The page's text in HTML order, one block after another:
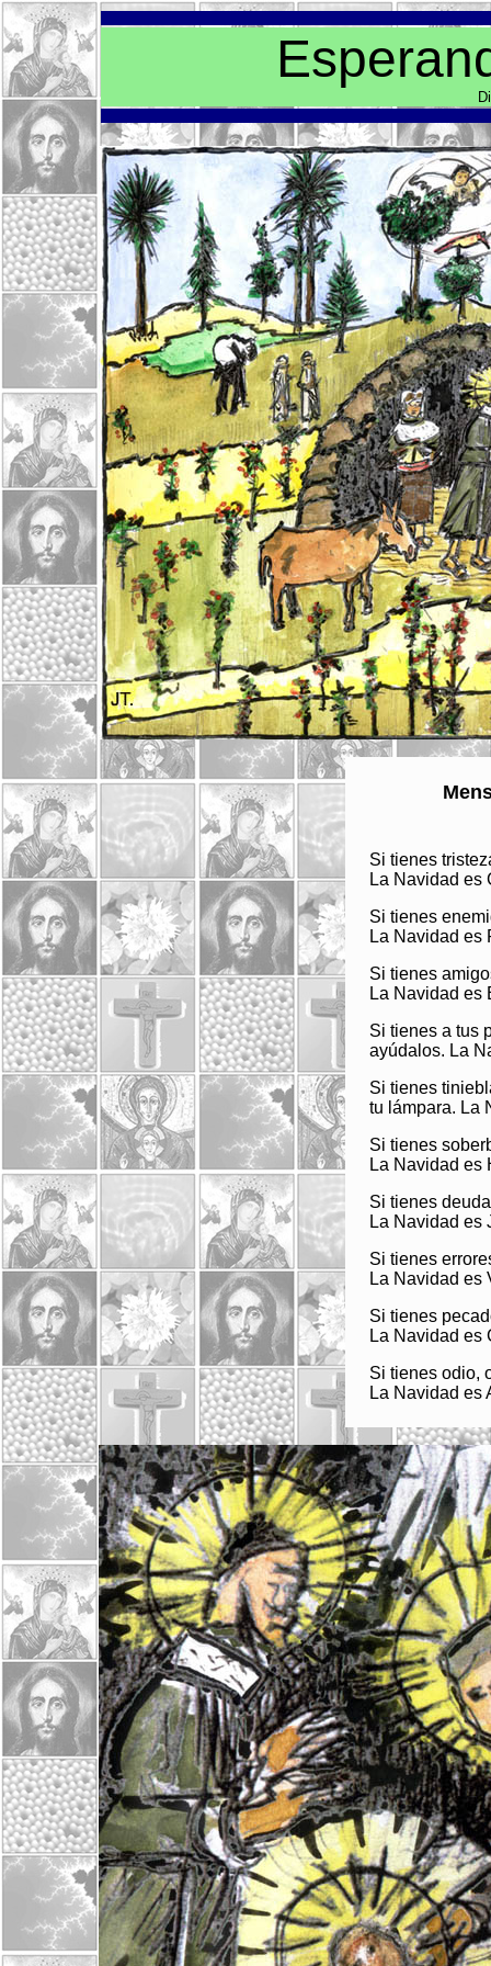
Si tienes
La Navidad es
Si tienes
La Navidad es
Si tienes
La Navidad es
Si tienes a tus
ayúdalos. La
Si tienes
tu lámpara. La
Si tienes
La Navidad es
Si tienes
La Navidad es
Si tienes
La Navidad es
Si tienes
La Navidad es
Si tienes odio,
La Navidad es